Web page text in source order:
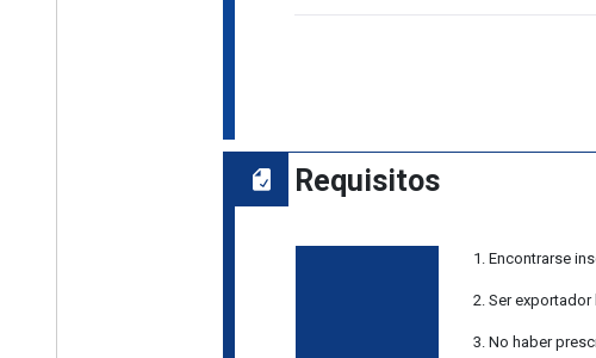
Requisitos
Encontrarse
Ser
No haber